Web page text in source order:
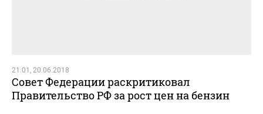
21:01, 20.06.2018
Совет Федерации раскритиковал
Правительство РФ за рост цен на бензин